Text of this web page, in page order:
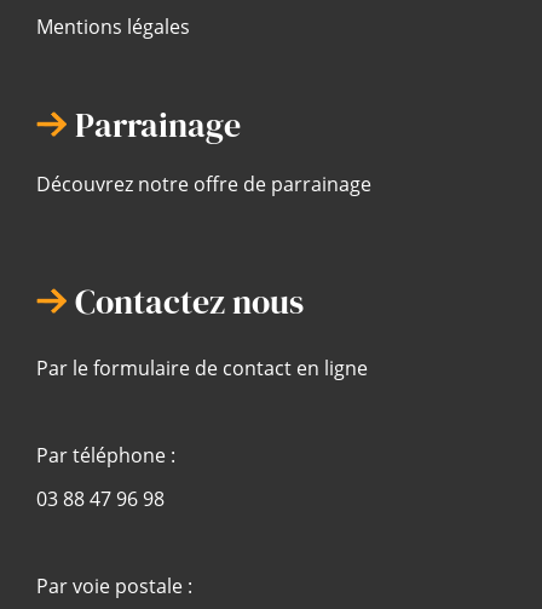
Mentions légales
Parrainage
Découvrez notre offre de parrainage
Contactez nous
Par le formulaire de contact en ligne
Par téléphone :
03 88 47 96 98
Par voie postale :